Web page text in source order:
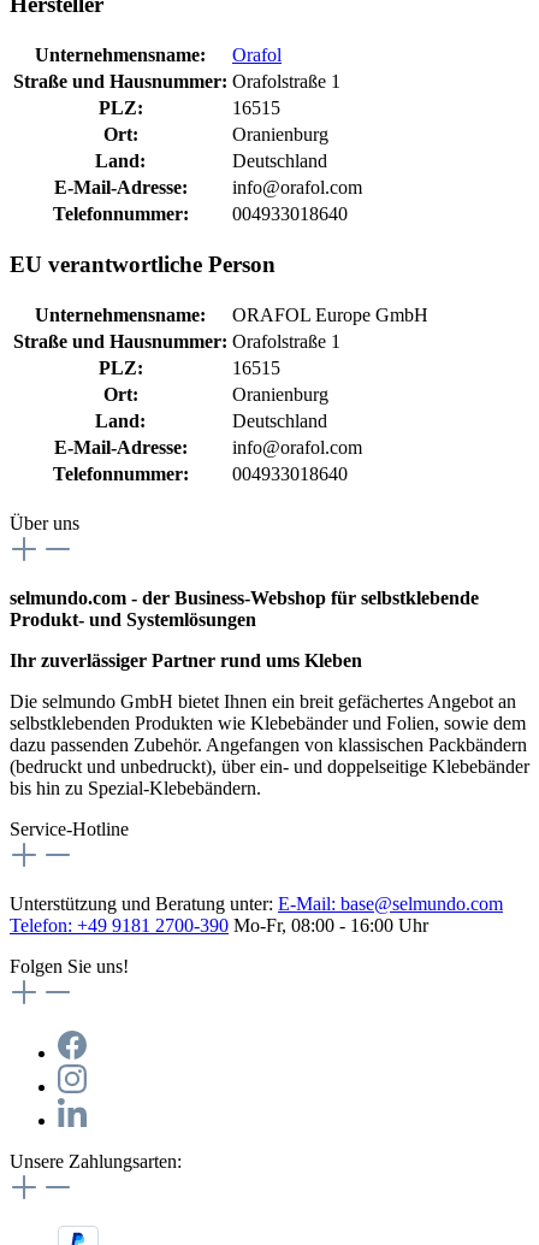
Unternehmensname:
Orafol
Straße und Hausnummer: Orafolstraße 1
PLZ:
16515
Ort:
Oranienburg
Land:
Deutschland
E-Mail-Adresse:
info@orafol.com
Telefonnummer:
004933018640
EU verantwortliche Person
Unternehmensname:
ORAFOL Europe GmbH
Straße und Hausnummer: Orafolstraße 1
PLZ:
16515
Ort:
Oranienburg
Land:
Deutschland
E-Mail-Adresse:
info@orafol.com
Telefonnummer:
004933018640
Über uns
selmundo.com - der Business-Webshop für selbstklebende
Produkt- und Systemlösungen
Ihr zuverlässiger Partner rund ums Kleben
Die selmundo GmbH bietet Ihnen ein breit gefächertes Angebot an
selbstklebenden Produkten wie Klebebänder und Folien, sowie dem
dazu passenden Zubehör. Angefangen von klassischen Packbändern
(bedruckt und unbedruckt), über ein- und doppelseitige Klebebänder
bis hin zu Spezial-Klebebändern.
Service-Hotline
Unterstützung und Beratung unter: E-Mail: base@selmundo.com
Telefon: +49 9181 2700-390 Mo-Fr, 08:00 - 16:00 Uhr
Folgen Sie uns!
Unsere Zahlungsarten: